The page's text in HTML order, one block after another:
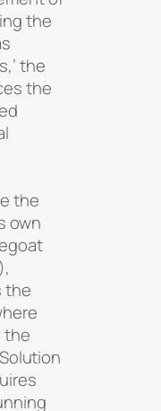
the
the
the
the
own
the
the